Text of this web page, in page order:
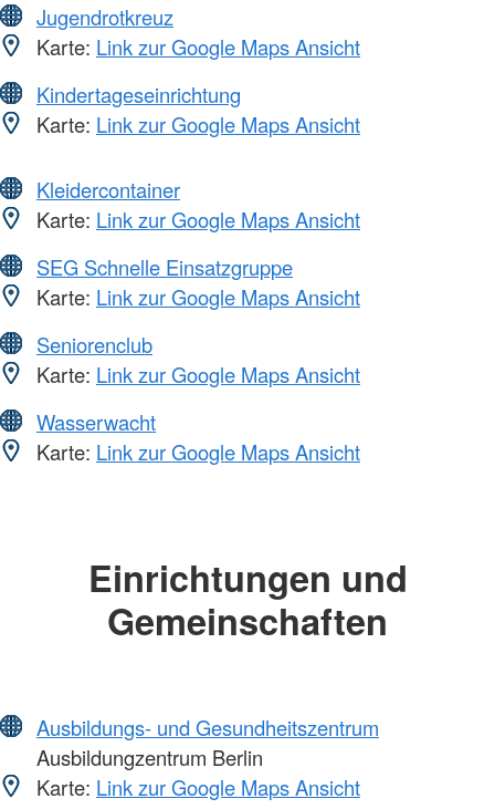
Jugendrotkreuz
Karte: Link zur Google Maps Ansicht
Kindertageseinrichtung
Karte: Link zur Google Maps Ansicht
Kleidercontainer
Karte: Link zur Google Maps Ansicht
SEG Schnelle Einsatzgruppe
Karte: Link zur Google Maps Ansicht
Seniorenclub
Karte: Link zur Google Maps Ansicht
Wasserwacht
Karte: Link zur Google Maps Ansicht
Einrichtungen und
Gemeinschaften
Ausbildungs- und Gesundheitszentrum
Ausbildungzentrum Berlin
Karte: Link zur Google Maps Ansicht